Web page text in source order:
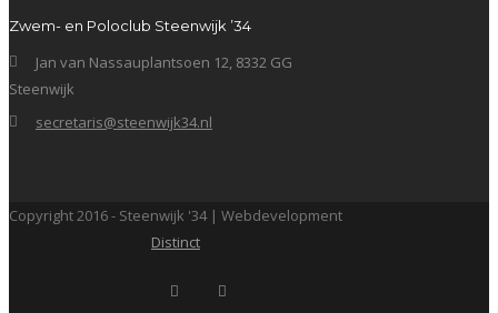
Zwem- en Poloclub Steenwijk ’34
Jan van Nassauplantsoen 12, 8332 GG
Steenwijk
secretaris@steenwijk34.nl
Copyright 2016 - Steenwijk '34 | Webdevelopment
Distinct